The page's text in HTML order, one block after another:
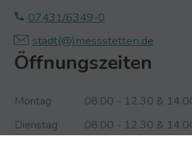
07431/6349-0
stadt(@)­‍­messstetten.­‍­de
Öffnungszeiten
Montag
08.00 - 12.30 &
Dienstag
08.00 - 12.30 &